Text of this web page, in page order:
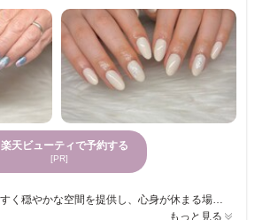
楽天ビューティで予約する
[PR]
cocoネイルは、親しみやすく穏やかな空間を提供し、心身が休まる場所で癒しのひとときを過ごせます。初めての方でも安心して来店できるサロンなので、緊張せずにリラックスした時間をお楽しみいただけます。cocoネイルでは、年齢や性別を問わず様々なお客様が利用されています。お客様のニーズに合わせたサービスを心掛けており、お子様連れのママさんや男性の方も気軽にご利用いただけます。親しみやすく居心地の良い空間で、自分らしさを手に入れませんか？cocoネイルで、満足度の高いサービスを体験してください。
もっと見る